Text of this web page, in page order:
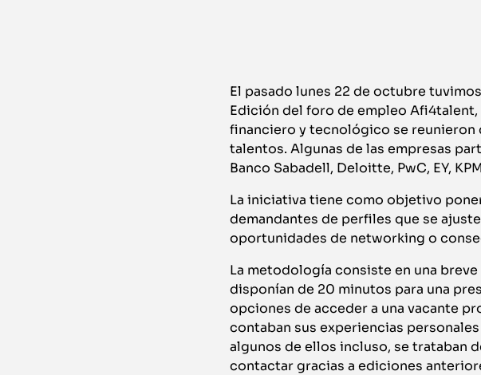
El pasado lunes 22 de octubre
Edición del foro de empleo
financiero y tecnológico se reunieron
talentos. Algunas de las empresas
Banco Sabadell, Deloitte, PwC, EY,
La iniciativa tiene como objetivo
demandantes de perfiles que se
oportunidades de networking o
La metodología consiste en una
disponían de 20 minutos para una
opciones de acceder a una vacante
contaban sus experiencias
algunos de ellos incluso, se trataban
contactar gracias a ediciones